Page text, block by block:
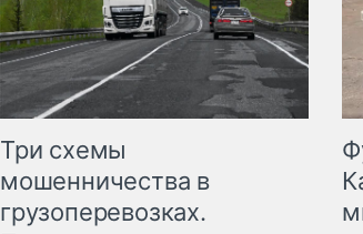
Три схемы
мошенничества в
грузоперевозках.